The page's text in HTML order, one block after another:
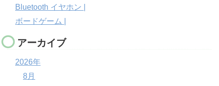
Bluetooth イヤホン |
ボードゲーム |
アーカイブ
2026年
8月